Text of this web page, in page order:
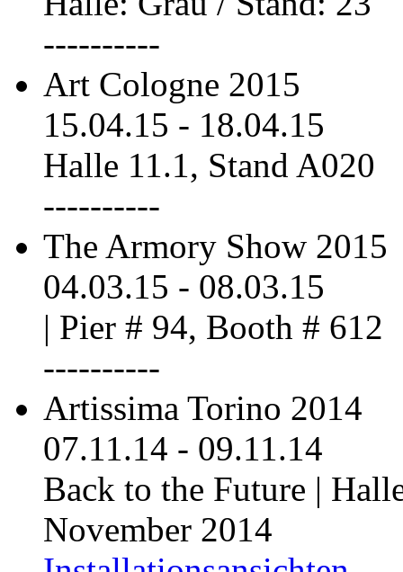
----------
Art Cologne 2015
15.04.15 - 18.04.15
Halle 11.1, Stand A020
----------
The Armory Show 2015
04.03.15 - 08.03.15
| Pier # 94, Booth # 612
----------
Artissima Torino 2014
07.11.14 - 09.11.14
Back to the Future |
November 2014